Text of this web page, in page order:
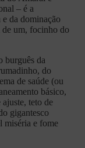
– é a
e da dominação
um, focinho do
burguês da
do
de saúde (ou
básico,
teto de
gigantesco
miséria e fome